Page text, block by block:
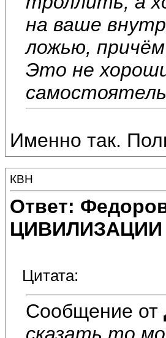
на ваше
ложью, причём
Это не
Именно так.
КВН
Ответ:
ЦИВИЛИЗАЦИИ
Цитата:
Сообщение от
сказать то